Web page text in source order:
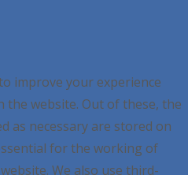
improve your experience
website. Out of these, the
as necessary are stored on
for the working of
We also use third-